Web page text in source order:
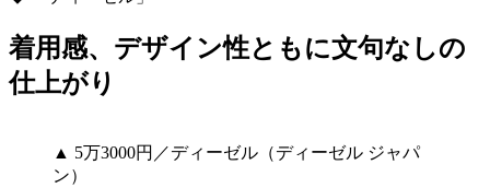
着用感、デザイン性ともに文句なしの
仕上がり
▲ 5万3000円／ディーゼル（ディーゼル ジャパ
ン）